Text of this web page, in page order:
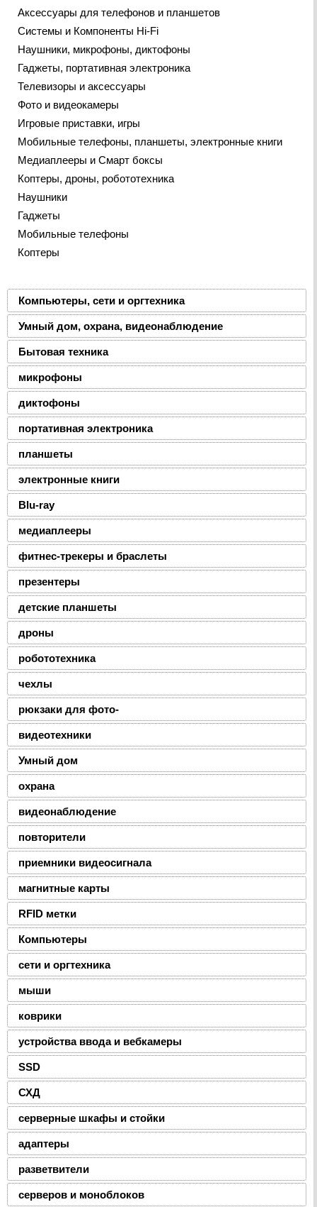
Аксессуары для телефонов и планшетов
Системы и Компоненты Hi-Fi
Наушники, микрофоны, диктофоны
Гаджеты, портативная электроника
Телевизоры и аксессуары
Фото и видеокамеры
Игровые приставки, игры
Мобильные телефоны, планшеты, электронные книги
Медиаплееры и Смарт боксы
Коптеры, дроны, робототехника
Наушники
Гаджеты
Мобильные телефоны
Коптеры
Компьютеры, сети и оргтехника
Умный дом, охрана, видеонаблюдение
Бытовая техника
микрофоны
диктофоны
портативная электроника
планшеты
электронные книги
Blu-ray
медиаплееры
фитнес-трекеры и браслеты
презентеры
детские планшеты
дроны
робототехника
чехлы
рюкзаки для фото-
видеотехники
Умный дом
охрана
видеонаблюдение
повторители
приемники видеосигнала
магнитные карты
RFID метки
Компьютеры
сети и оргтехника
мыши
коврики
устройства ввода и вебкамеры
SSD
СХД
серверные шкафы и стойки
адаптеры
разветвители
серверов и моноблоков